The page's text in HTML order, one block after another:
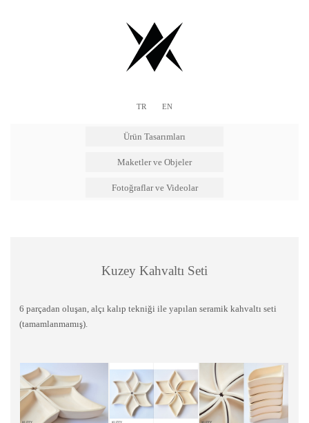
TR EN
Ürün Tasarımları
Maketler ve Objeler
Fotoğraflar ve Videolar
Kuzey Kahvaltı Seti
6 parçadan oluşan, alçı kalıp tekniği ile yapılan seramik kahvaltı seti
(tamamlanmamış).